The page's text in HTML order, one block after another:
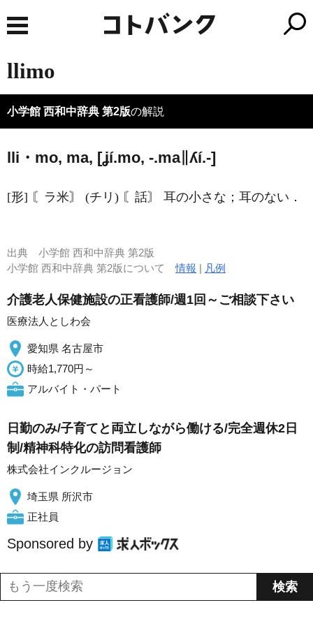
llimo
小学館 西和中辞典 第2版の解説
lli・mo, ma, [ʝí.mo, -.ma∥ʎí.-]
[形] 〘ラ米〙 (チリ) 〘話〙 耳の小さな；耳のない．
出典 小学館 西和中辞典 第2版
小学館 西和中辞典 第2版について情報 | 凡例
介護老人保健施設の正看護師/週1回～ご相談下さい
医療法人としわ会
愛知県 名古屋市
時給1,770円～
アルバイト・パート
日勤のみ/子育てと両立しながら働ける/完全週休2日
制/精神科特化の訪問看護師
株式会社インクルージョン
埼玉県 所沢市
正社員
Sponsored by